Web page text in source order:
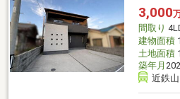
3,000
間取り
建物面積
土地面積
築年月
近鉄